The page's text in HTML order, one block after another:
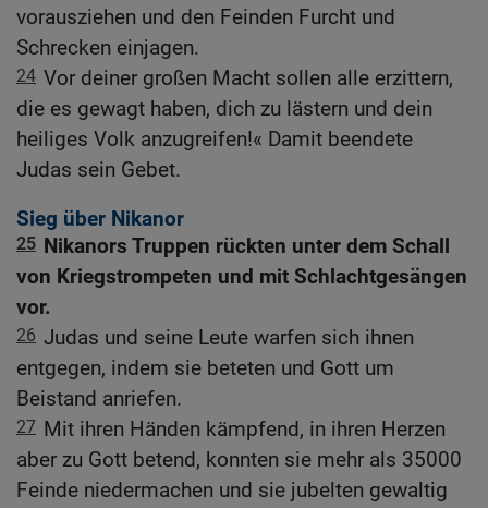
vorausziehen und den Feinden Furcht und
Schrecken einjagen.
24 Vor deiner großen Macht sollen alle erzittern,
die es gewagt haben, dich zu lästern und dein
heiliges Volk anzugreifen!« Damit beendete
Judas sein Gebet.
Sieg über Nikanor
25 Nikanors Truppen rückten unter dem Schall
von Kriegstrompeten und mit Schlachtgesängen
vor.
26 Judas und seine Leute warfen sich ihnen
entgegen, indem sie beteten und Gott um
Beistand anriefen.
27 Mit ihren Händen kämpfend, in ihren Herzen
aber zu Gott betend, konnten sie mehr als 35000
Feinde niedermachen und sie jubelten gewaltig